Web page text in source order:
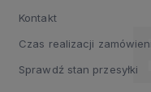
Kontakt
Czas realizacji
Sprawdź stan przesyłki